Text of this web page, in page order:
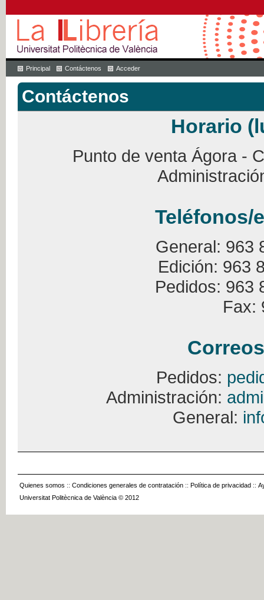
Principal Contáctenos Acceder
Contáctenos
Horario
Punto de venta Ágora -
Teléfonos/
General: 963
Edición: 963
Pedidos: 963
Fax:
Pedidos:
Administración:
General:
Quienes somos :: Condiciones generales de contratación :: Política de privacidad ::
Universitat Politècnica de València © 2012